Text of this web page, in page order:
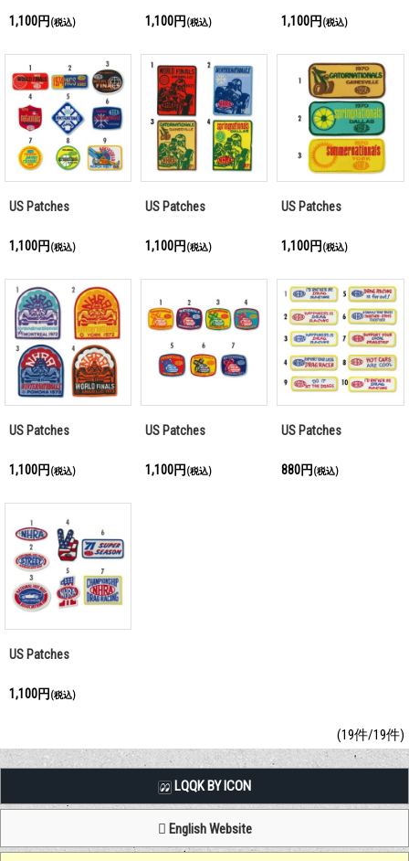
1,100円 (税込) 1,100円 (税込) 1,100円 (税込)
US Patches
1,100円(税込)
US Patches
1,100円(税込)
US Patches
1,100円(税込)
US Patches
1,100円 (税込)
US Patches
1,100円 (税込)
US Patches
880円 (税込)
US Patches
1,100円 (税込)
(19件/19件)
LQQK BY ICON
English Website